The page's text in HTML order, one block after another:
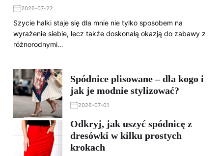
2026-07-22
Szycie halki staje się dla mnie nie tylko sposobem na
wyrażenie siebie, lecz także doskonałą okazją do zabawy z
różnorodnymi…
Spódnice plisowane – dla kogo i
jak je modnie stylizować?
2026-07-01
Odkryj, jak uszyć spódnicę z
dresówki w kilku prostych
krokach